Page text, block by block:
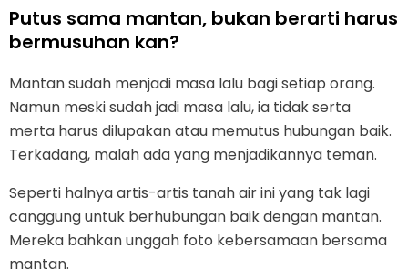
Putus sama mantan, bukan berarti harus
bermusuhan kan?
Mantan sudah menjadi masa lalu bagi setiap orang.
Namun meski sudah jadi masa lalu, ia tidak serta
merta harus dilupakan atau memutus hubungan baik.
Terkadang, malah ada yang menjadikannya teman.
Seperti halnya artis-artis tanah air ini yang tak lagi
canggung untuk berhubungan baik dengan mantan.
Mereka bahkan unggah foto kebersamaan bersama
mantan.